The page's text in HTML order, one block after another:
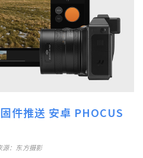
件推送 安卓 PHOCUS
源：东方摄影